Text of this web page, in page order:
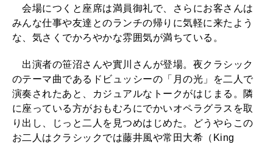
会場につくと座席は満員御礼で、さらにお客さんは
みんな仕事や友達とのランチの帰りに気軽に来たよう
な、気さくでかろやかな雰囲気が満ちている。
出演者の笹沼さんや實川さんが登場。夜クラシック
のテーマ曲であるドビュッシーの「月の光」を二人で
演奏されたあと、カジュアルなトークがはじまる。隣
に座っている方がおもむろにでかいオペラグラスを取
り出し、じっと二人を見つめはじめた。どうやらこの
お二人はクラシックでは藤井風や常田大希（King